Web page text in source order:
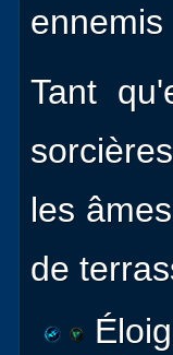
ennemis
Tant
les
de